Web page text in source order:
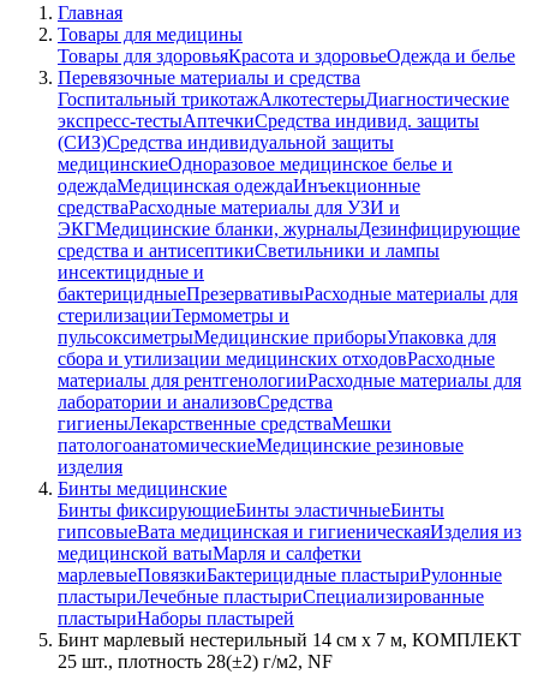
Главная
Товары для медицины
Товары для здоровьяКрасота и здоровьеОдежда и белье
Перевязочные материалы и средства
Госпитальный трикотажАлкотестерыДиагностические
экспресс-тестыАптечкиСредства индивид. защиты
(СИЗ)Средства индивидуальной защиты
медицинскиеОдноразовое медицинское белье и
одеждаМедицинская одеждаИнъекционные
средстваРасходные материалы для УЗИ и
ЭКГМедицинские бланки, журналыДезинфицирующие
средства и антисептикиСветильники и лампы
инсектицидные и
бактерицидныеПрезервативыРасходные материалы для
стерилизацииТермометры и
пульсоксиметрыМедицинские приборыУпаковка для
сбора и утилизации медицинских отходовРасходные
материалы для рентгенологииРасходные материалы для
лаборатории и анализовСредства
гигиеныЛекарственные средстваМешки
патологоанатомическиеМедицинские резиновые
изделия
Бинты медицинские
Бинты фиксирующиеБинты эластичныеБинты
гипсовыеВата медицинская и гигиеническаяИзделия из
медицинской ватыМарля и салфетки
марлевыеПовязкиБактерицидные пластыриРулонные
пластыриЛечебные пластыриСпециализированные
пластыриНаборы пластырей
Бинт марлевый нестерильный 14 см х 7 м, КОМПЛЕКТ
25 шт., плотность 28(±2) г/м2, NF